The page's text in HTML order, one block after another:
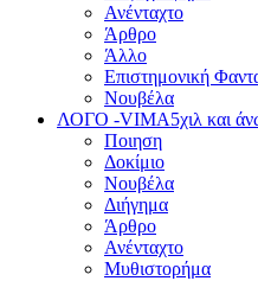
Ανένταχτο
Άρθρο
Άλλο
Επιστημονική
Νουβέλα
ΛΟΓΟ -VIMA5χιλ και
Ποιηση
Δοκίμιο
Νουβέλα
Διήγημα
Άρθρο
Ανένταχτο
Μυθιστορήμα